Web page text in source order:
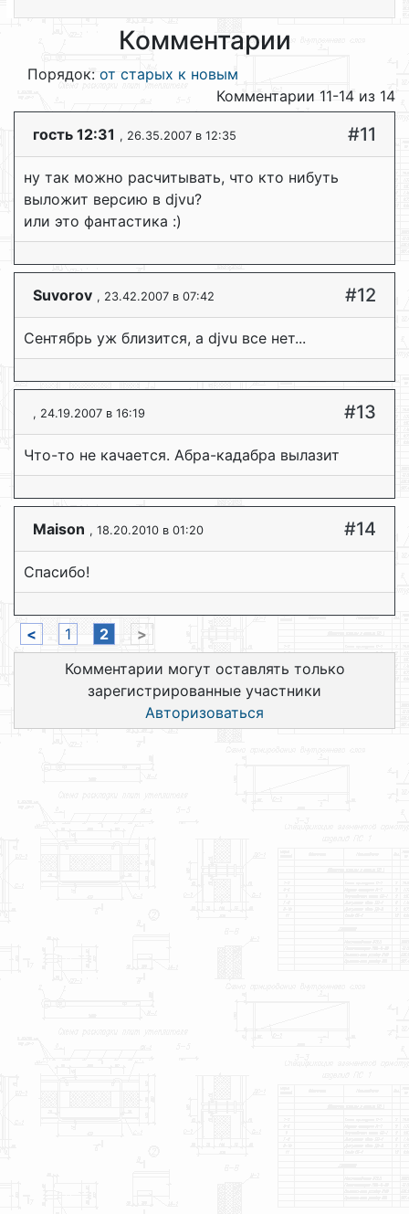
Комментарии
Порядок: от старых к новым
Комментарии 11-14 из 14
гость 12:31 , 26.35.2007 в 12:35 #11
ну так можно расчитывать, что кто нибуть
выложит версию в djvu?
или это фантастика :)
Suvorov , 23.42.2007 в 07:42 #12
Сентябрь уж близится, а djvu все нет...
, 24.19.2007 в 16:19 #13
Что-то не качается. Абра-кадабра вылазит
Maison , 18.20.2010 в 01:20 #14
Спасибо!
< 1 2
>
Комментарии могут оставлять только
зарегистрированные участники
Авторизоваться